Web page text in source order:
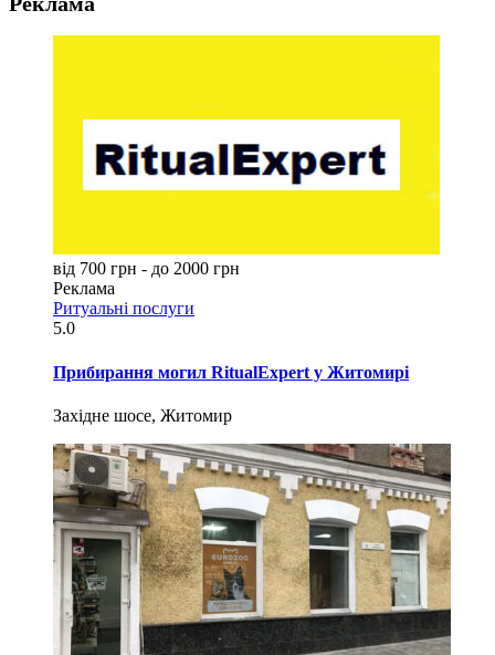
від 700 грн - до 2000 грн
Реклама
Ритуальні послуги
5.0
Прибирання могил RitualExpert у Житомирі
Західне шосе, Житомир